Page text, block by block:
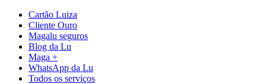
Cartão Luiza
Cliente Ouro
Magalu seguros
Blog da Lu
Maga +
WhatsApp da Lu
Todos os serviços